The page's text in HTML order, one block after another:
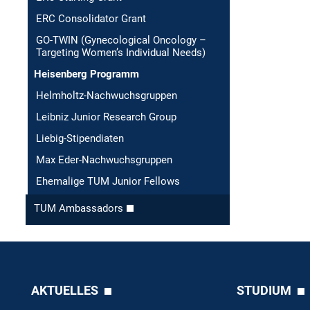
ERC Consolidator Grant
GO-TWIN (Gynecological Oncology –
Targeting Women’s Individual Needs)
Heisenberg Programm
Helmholtz-Nachwuchsgruppen
Leibniz Junior Research Group
Liebig-Stipendiaten
Max Eder-Nachwuchsgruppen
Ehemalige TUM Junior Fellows
TUM Ambassadors
AKTUELLES STUDIUM